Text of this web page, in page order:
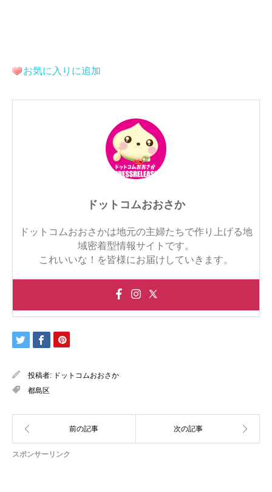
お気に入りに追加
ドットコムおおさか
ドットコムおおさかは地元の主婦たちで作り上げる地
域密着型情報サイトです。
これいいな！を皆様にお届けしていきます。
投稿者: ドットコムおおさか
都島区
スポンサーリンク